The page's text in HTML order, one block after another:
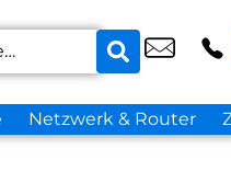
Netzwerk & Router